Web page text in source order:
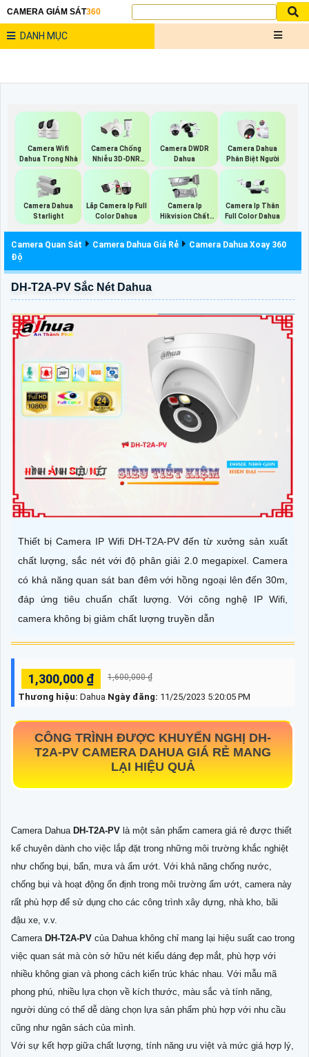
CAMERA GIÁM SÁT360
DANH MỤC
Camera Wifi
Dahua Trong Nhà
Camera Chống
Nhiễu 3D-DNR
Dahua
Camera DWDR
Dahua
Camera Dahua
Phân Biệt Người
Camera Dahua
Starlight
Lắp Camera Ip Full
Color Dahua
Camera Ip
Hikvision Chất
Lượng
Camera Ip Thân
Full Color Dahua
Camera Quan Sát Camera Dahua Giá Rẻ
Camera Dahua Xoay 360
Độ
DH-T2A-PV Sắc Nét Dahua
Thiết bị Camera IP Wifi DH-T2A-PV đến từ xưởng sản xuất
chất lượng, sắc nét với độ phân giải 2.0 megapixel. Camera
có khả năng quan sát ban đêm với hồng ngoại lên đến 30m,
đáp ứng tiêu chuẩn chất lượng. Với công nghệ IP Wifi,
camera không bị giảm chất lượng truyền dẫn
1,300,000 ₫ 1,600,000 ₫
Thương hiệu: Dahua Ngày đăng: 11/25/2023 5:20:05 PM
CÔNG TRÌNH ĐƯỢC KHUYẾN NGHỊ DH-
T2A-PV CAMERA DAHUA GIÁ RẺ MANG
LẠI HIỆU QUẢ
Camera Dahua DH-T2A-PV là một sản phẩm camera giá rẻ được thiết
kế chuyên dành cho việc lắp đặt trong những môi trường khắc nghiệt
như chống bụi, bẩn, mưa và ẩm ướt. Với khả năng chống nước,
chống bụi và hoạt động ổn định trong môi trường ẩm ướt, camera này
rất phù hợp để sử dụng cho các công trình xây dựng, nhà kho, bãi
đậu xe, v.v.
Camera DH-T2A-PV của Dahua không chỉ mang lại hiệu suất cao trong
việc quan sát mà còn sở hữu nét kiểu dáng đẹp mắt, phù hợp với
nhiều không gian và phong cách kiến trúc khác nhau. Với mẫu mã
phong phú, nhiều lựa chọn về kích thước, màu sắc và tính năng,
người dùng có thể dễ dàng chọn lựa sản phẩm phù hợp với nhu cầu
cũng như ngân sách của mình.
Với sự kết hợp giữa chất lượng, tính năng ưu việt và mức giá hợp lý,